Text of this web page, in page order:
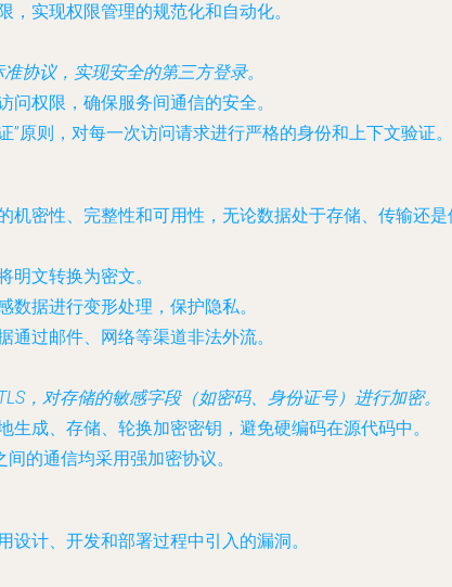
实现权限管理的规范化和自动化。
协议，实现安全的第三方登录。
权限，确保服务间通信的安全。
”原则，对每一次访问请求进行严格的身份和上下文验证。
机密性、完整性和可用性，无论数据处于存储、传输还
明文转换为密文。
据进行变形处理，保护隐私。
过邮件、网络等渠道非法外流。
，对存储的敏感字段（如密码、身份证号）进行加密。
成、存储、轮换加密密钥，避免硬编码在源代码中。
的通信均采用强加密协议。
计、开发和部署过程中引入的漏洞。